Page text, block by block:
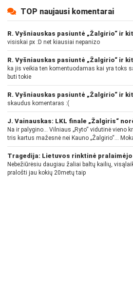
TOP naujausi komentarai
visiskai px :D net kiausiai nepanizo
ka jis veikia ten komentuodamas kai yra toks
buti tokie
skaudus komentaras :(
Na ir palygino... Vilniaus „Ryto“ vidutinė vieno
tris kartus mažesnė nei Kauno „Žalgirio“...
pinigų - nėra gerų žaidėjų...
Nebežiūrėsiu daugiau žaliai baltų kailių,
pralošti jau kokių 20metų taip